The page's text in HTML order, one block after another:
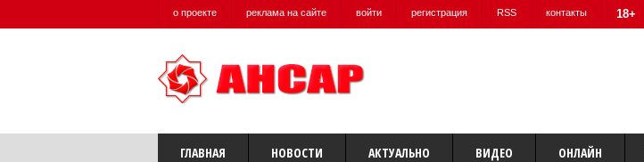
о проекте реклама на сайте войти регистрация RSS контакты 18+
ГЛАВНАЯ НОВОСТИ АКТУАЛЬНО ВИДЕО ОНЛАЙН